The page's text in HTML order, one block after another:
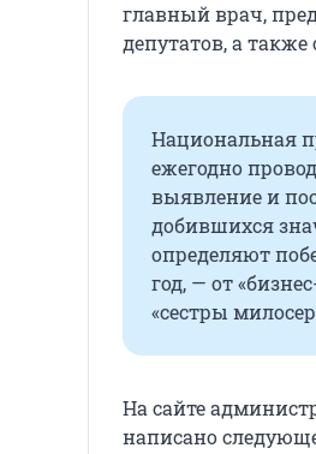
главный врач,
депутатов, а
Национальная
ежегодно
выявление и
добившихся
определяют
год, — от
«сестры
На сайте
написано